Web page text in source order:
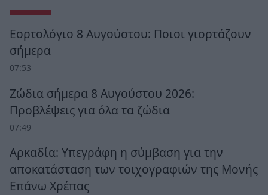
Εορτολόγιο 8 Αυγούστου: Ποιοι γιορτάζουν
σήμερα
07:53
Ζώδια σήμερα 8 Αυγούστου 2026:
Προβλέψεις για όλα τα ζώδια
07:49
Αρκαδία: Υπεγράφη η σύμβαση για την
αποκατάσταση των τοιχογραφιών της Μονής
Επάνω Χρέπας